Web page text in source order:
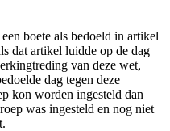
boete als bedoeld in artikel
dat artikel luidde op de dag
van deze wet,
dag tegen deze
kon worden ingesteld dan
was ingesteld en nog niet